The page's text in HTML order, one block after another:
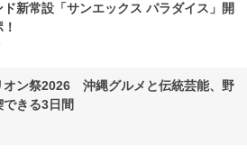
新常設「サンエックス パラダイス」開
オン祭2026 沖縄グルメと伝統芸能、野
きる3日間